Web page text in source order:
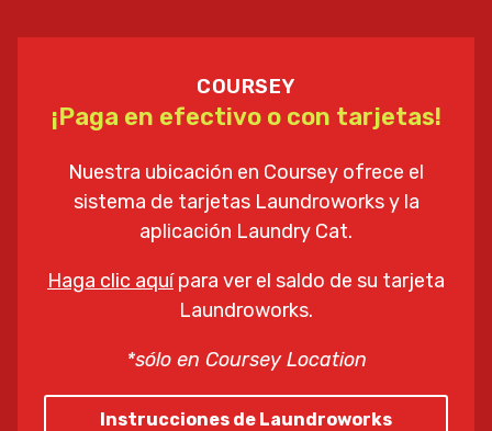
COURSEY
¡Paga en efectivo o con tarjetas!
Nuestra ubicación en Coursey ofrece el
sistema de tarjetas Laundroworks y la
aplicación Laundry Cat.
Haga clic aquípara ver el saldo de su tarjeta
Laundroworks.
*sólo en Coursey Location
Instrucciones de Laundroworks